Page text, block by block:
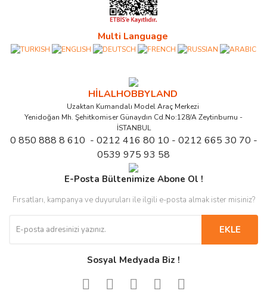
Multi Language
HİLALHOBBYLAND
Uzaktan Kumandalı Model Araç Merkezi
Yenidoğan Mh. Şehitkomiser Günaydın Cd.No:128/A Zeytinburnu -
İSTANBUL
0 850 888 8 610 - 0212 416 80 10 - 0212 665 30 70 -
0539 975 93 58
E-Posta Bültenimize Abone Ol !
Fırsatları, kampanya ve duyuruları ile ilgili e-posta almak ister misiniz?
EKLE
Sosyal Medyada Biz !